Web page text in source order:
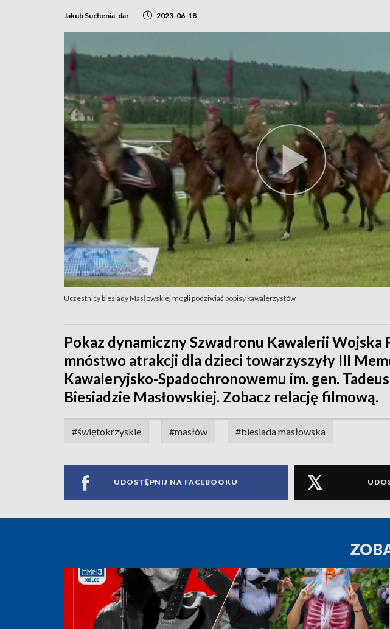
Jakub Suchenia, dar 2023-06-18
Uczestnicy biesiady Masłowskiej mogli podziwiać popisy kawalerzystów
Pokaz dynamiczny Szwadronu Kawalerii Wojska
mnóstwo atrakcji dla dzieci towarzyszyły III
Kawaleryjsko-Spadochronowemu im. gen.
Biesiadzie Masłowskiej. Zobacz relację filmową.
#świętokrzyskie #masłów #biesiada masłowska
UDOSTĘPNIJ NA FACEBOOKU